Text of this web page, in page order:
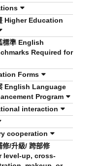
Higher Education
標準 English
Required for
Forms
English Language
Program
interaction
cooperation
修/升級/ 跨部修
level-up, cross-